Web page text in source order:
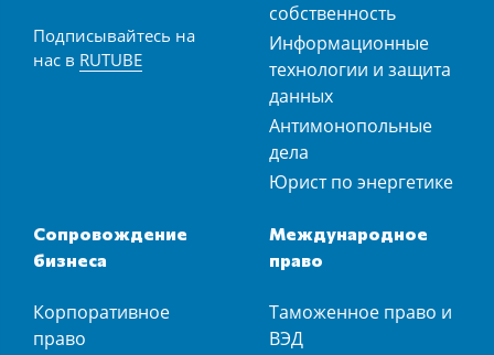
Подписывайтесь на
нас в RUTUBE
собственность
Информационные
технологии и защита
данных
Антимонопольные
дела
Юрист по энергетике
Сопровождение
бизнеса
Корпоративное
право
Международное
право
Таможенное право и
ВЭД